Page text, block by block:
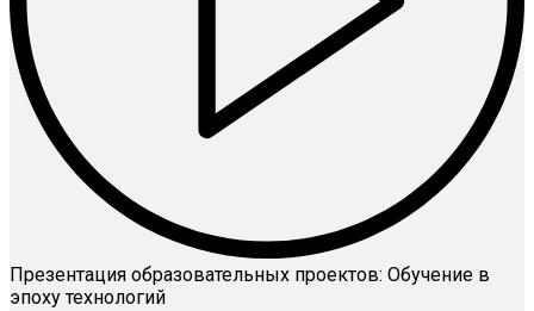
Презентация образовательных проектов: Обучение в
эпоху технологий